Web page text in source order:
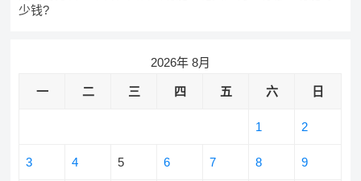
少钱?
2026年 8月
一 二 三 四 五 六 日
1 2
3 4 5 6 7 8 9